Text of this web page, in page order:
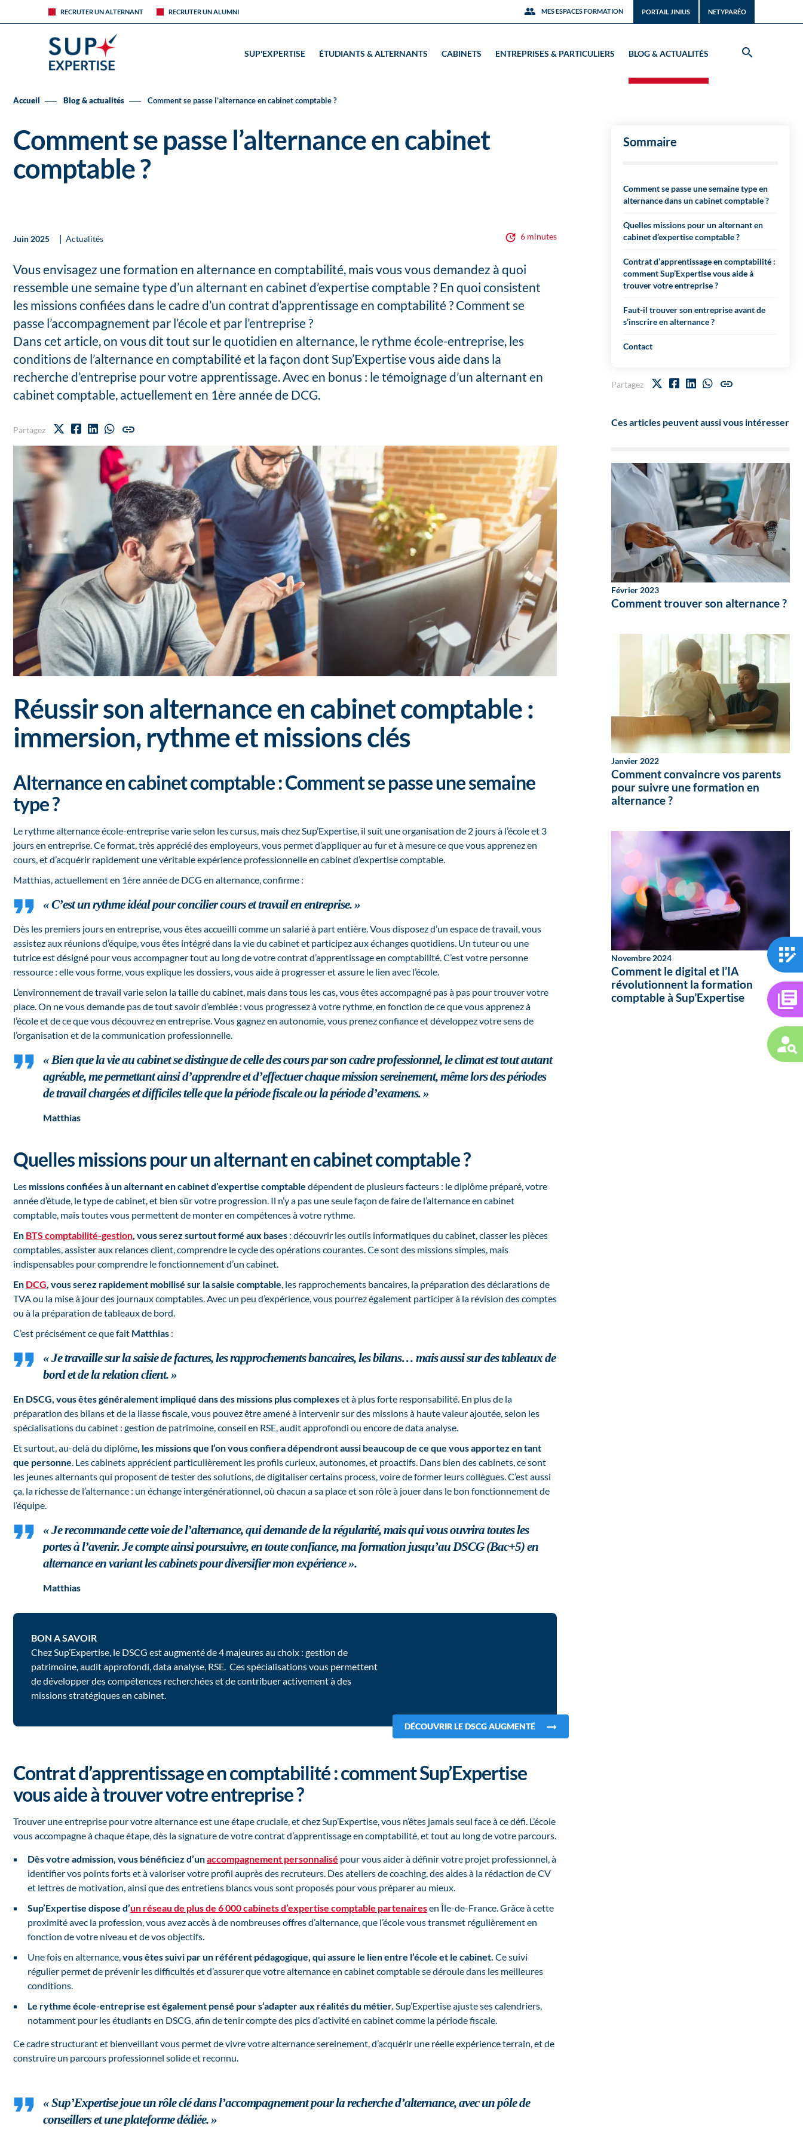
RECRUTER UN ALTERNANT RECRUTER UN ALUMNI MES ESPACES FORMATION PORTAIL JINIUS NETYPARÉO
SUP'EXPERTISE ÉTUDIANTS & ALTERNANTS CABINETS ENTREPRISES & PARTICULIERS BLOG & ACTUALITÉS
Accueil Blog & actualités Comment se passe l’alternance en cabinet comptable ?
Comment se passe l’alternance en cabinet
comptable ?
Juin 2025 | Actualités 6 minutes
Vous envisagez une formation en alternance en comptabilité, mais vous vous demandez à quoi
ressemble une semaine type d’un alternant en cabinet d’expertise comptable ? En quoi consistent
les missions confiées dans le cadre d’un contrat d’apprentissage en comptabilité ? Comment se
passe l’accompagnement par l’école et par l’entreprise ?
Dans cet article, on vous dit tout sur le quotidien en alternance, le rythme école-entreprise, les
conditions de l’alternance en comptabilité et la façon dont Sup’Expertise vous aide dans la
recherche d’entreprise pour votre apprentissage. Avec en bonus : le témoignage d’un alternant en
cabinet comptable, actuellement en 1ère année de DCG.
Partagez
Réussir son alternance en cabinet comptable :
immersion, rythme et missions clés
Alternance en cabinet comptable : Comment se passe une semaine
type ?
Le rythme alternance école-entreprise varie selon les cursus, mais chez Sup’Expertise, il suit une organisation de 2 jours à l’école et 3
jours en entreprise. Ce format, très apprécié des employeurs, vous permet d’appliquer au fur et à mesure ce que vous apprenez en
cours, et d’acquérir rapidement une véritable expérience professionnelle en cabinet d’expertise comptable.
Matthias, actuellement en 1ère année de DCG en alternance, confirme :
« C’est un rythme idéal pour concilier cours et travail en entreprise. »
Dès les premiers jours en entreprise, vous êtes accueilli comme un salarié à part entière. Vous disposez d’un espace de travail, vous
assistez aux réunions d’équipe, vous êtes intégré dans la vie du cabinet et participez aux échanges quotidiens. Un tuteur ou une
tutrice est désigné pour vous accompagner tout au long de votre contrat d’apprentissage en comptabilité. C’est votre personne
ressource : elle vous forme, vous explique les dossiers, vous aide à progresser et assure le lien avec l’école.
L’environnement de travail varie selon la taille du cabinet, mais dans tous les cas, vous êtes accompagné pas à pas pour trouver votre
place. On ne vous demande pas de tout savoir d’emblée : vous progressez à votre rythme, en fonction de ce que vous apprenez à
l’école et de ce que vous découvrez en entreprise. Vous gagnez en autonomie, vous prenez confiance et développez votre sens de
l’organisation et de la communication professionnelle.
« Bien que la vie au cabinet se distingue de celle des cours par son cadre professionnel, le climat est tout autant
agréable, me permettant ainsi d’apprendre et d’effectuer chaque mission sereinement, même lors des périodes
de travail chargées et difficiles telle que la période fiscale ou la période d’examens. »
Matthias
Quelles missions pour un alternant en cabinet comptable ?
Les missions confiées à un alternant en cabinet d’expertise comptable dépendent de plusieurs facteurs : le diplôme préparé, votre
année d’étude, le type de cabinet, et bien sûr votre progression. Il n’y a pas une seule façon de faire de l’alternance en cabinet
comptable, mais toutes vous permettent de monter en compétences à votre rythme.
En BTS comptabilité-gestion, vous serez surtout formé aux bases : découvrir les outils informatiques du cabinet, classer les pièces
comptables, assister aux relances client, comprendre le cycle des opérations courantes. Ce sont des missions simples, mais
indispensables pour comprendre le fonctionnement d’un cabinet.
En DCG, vous serez rapidement mobilisé sur la saisie comptable, les rapprochements bancaires, la préparation des déclarations de
TVA ou la mise à jour des journaux comptables. Avec un peu d’expérience, vous pourrez également participer à la révision des comptes
ou à la préparation de tableaux de bord.
C’est précisément ce que fait Matthias :
« Je travaille sur la saisie de factures, les rapprochements bancaires, les bilans… mais aussi sur des tableaux de
bord et de la relation client. »
En DSCG, vous êtes généralement impliqué dans des missions plus complexeset à plus forte responsabilité. En plus de la
préparation des bilans et de la liasse fiscale, vous pouvez être amené à intervenir sur des missions à haute valeur ajoutée, selon les
spécialisations du cabinet : gestion de patrimoine, conseil en RSE, audit approfondi ou encore de data analyse.
Et surtout, au-delà du diplôme, les missions que l’on vous confiera dépendront aussi beaucoup de ce que vous apportez en tant
que personne. Les cabinets apprécient particulièrement les profils curieux, autonomes, et proactifs. Dans bien des cabinets, ce sont
les jeunes alternants qui proposent de tester des solutions, de digitaliser certains process, voire de former leurs collègues. C’est aussi
ça, la richesse de l’alternance : un échange intergénérationnel, où chacun a sa place et son rôle à jouer dans le bon fonctionnement de
l’équipe.
« Je recommande cette voie de l’alternance, qui demande de la régularité, mais qui vous ouvrira toutes les
portes à l’avenir. Je compte ainsi poursuivre, en toute confiance, ma formation jusqu’au DSCG (Bac+5) en
alternance en variant les cabinets pour diversifier mon expérience ».
Matthias
DÉCOUVRIR LE DSCG AUGMENTÉ
BON A SAVOIR
Chez Sup’Expertise, le DSCG est augmenté de 4 majeures au choix : gestion de
patrimoine, audit approfondi, data analyse, RSE. Ces spécialisations vous permettent
de développer des compétences recherchées et de contribuer activement à des
missions stratégiques en cabinet.
Contrat d’apprentissage en comptabilité : comment Sup’Expertise
vous aide à trouver votre entreprise ?
Trouver une entreprise pour votre alternance est une étape cruciale, et chez Sup’Expertise, vous n’êtes jamais seul face à ce défi. L’école
vous accompagne à chaque étape, dès la signature de votre contrat d’apprentissage en comptabilité, et tout au long de votre parcours.
Dès votre admission, vous bénéficiez d’unaccompagnement personnalisé pour vous aider à définir votre projet professionnel, à
identifier vos points forts et à valoriser votre profil auprès des recruteurs. Des ateliers de coaching, des aides à la rédaction de CV
et lettres de motivation, ainsi que des entretiens blancs vous sont proposés pour vous préparer au mieux.
Sup’Expertise dispose d’un réseau de plus de 6 000 cabinets d’expertise comptable partenairesen Île-de-France. Grâce à cette
proximité avec la profession, vous avez accès à de nombreuses offres d’alternance, que l’école vous transmet régulièrement en
fonction de votre niveau et de vos objectifs.
Une fois en alternance,vous êtes suivi par un référent pédagogique, qui assure le lien entre l’école et le cabinet. Ce suivi
régulier permet de prévenir les difficultés et d’assurer que votre alternance en cabinet comptable se déroule dans les meilleures
conditions.
Le rythme école-entreprise est également pensé pour s’adapter aux réalités du métier. Sup’Expertise ajuste ses calendriers,
notamment pour les étudiants en DSCG, afin de tenir compte des pics d’activité en cabinet comme la période fiscale.
Ce cadre structurant et bienveillant vous permet de vivre votre alternance sereinement, d’acquérir une réelle expérience terrain, et de
construire un parcours professionnel solide et reconnu.
« Sup’Expertise joue un rôle clé dans l’accompagnement pour la recherche d’alternance, avec un pôle de
conseillers et une plateforme dédiée. »
Sommaire
Comment se passe une semaine type en
alternance dans un cabinet comptable ?
Quelles missions pour un alternant en
cabinet d’expertise comptable ?
Contrat d’apprentissage en comptabilité :
comment Sup’Expertise vous aide à
trouver votre entreprise ?
Faut-il trouver son entreprise avant de
s’inscrire en alternance ?
Contact
Partagez
Ces articles peuvent aussi vous intéresser
Février 2023
Comment trouver son alternance ?
Janvier 2022
Comment convaincre vos parents
pour suivre une formation en
alternance ?
Novembre 2024
Comment le digital et l’IA
révolutionnent la formation
comptable à Sup’Expertise